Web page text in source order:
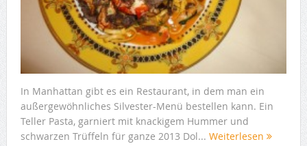
In Manhattan gibt es ein Restaurant, in dem man ein
außergewöhnliches Silvester-Menü bestellen kann. Ein
Teller Pasta, garniert mit knackigem Hummer und
schwarzen Trüffeln für ganze 2013 Dol... Weiterlesen